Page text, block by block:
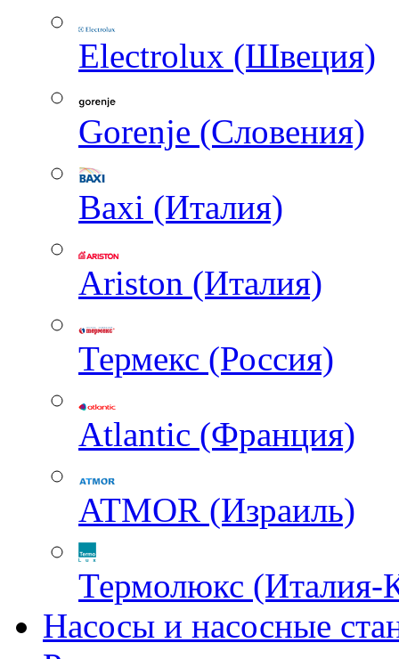
Electrolux (Швеция)
Gorenje (Словения)
Baxi (Италия)
Ariston (Италия)
Термекс (Россия)
Atlantic (Франция)
ATMOR (Израиль)
Термолюкс (Италия-
Насосы и насосные